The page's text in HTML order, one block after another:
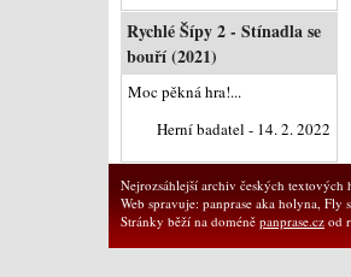
Rychlé Šípy 2 - Stínadla se
bouří (2021)
Moc pěkná hra!...
Herní badatel - 14. 2. 2022
Nejrozsáhlejší archiv českých
Web spravuje: panprase aka holyna,
Stránky běží na doméně panprase.cz od